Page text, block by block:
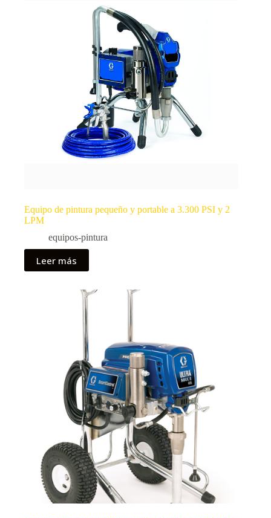
Equipo de pintura pequeño y portable a 3.300 PSI y 2
LPM
equipos-pintura
Leer más